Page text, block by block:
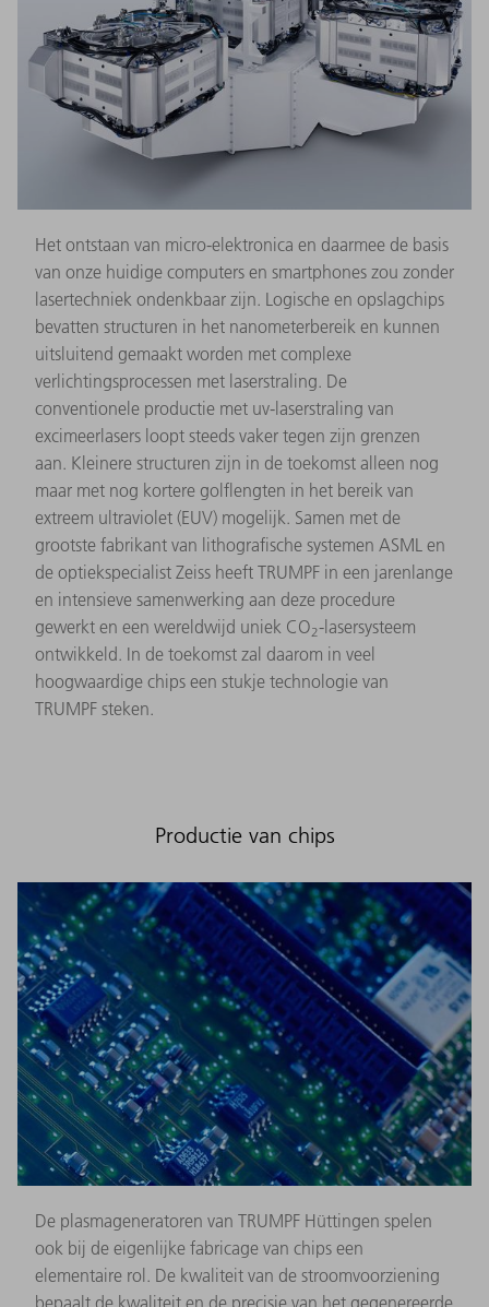
Het ontstaan van micro-elektronica en daarmee de basis
van onze huidige computers en smartphones zou zonder
lasertechniek ondenkbaar zijn. Logische en opslagchips
bevatten structuren in het nanometerbereik en kunnen
uitsluitend gemaakt worden met complexe
verlichtingsprocessen met laserstraling. De
conventionele productie met uv-laserstraling van
excimeerlasers loopt steeds vaker tegen zijn grenzen
aan. Kleinere structuren zijn in de toekomst alleen nog
maar met nog kortere golflengten in het bereik van
extreem ultraviolet (EUV) mogelijk. Samen met de
grootste fabrikant van lithografische systemen ASML en
de optiekspecialist Zeiss heeft TRUMPF in een jarenlange
en intensieve samenwerking aan deze procedure
gewerkt en een wereldwijd uniek CO2-lasersysteem
ontwikkeld. In de toekomst zal daarom in veel
hoogwaardige chips een stukje technologie van
TRUMPF steken.
Productie van chips
De plasmageneratoren van TRUMPF Hüttingen spelen
ook bij de eigenlijke fabricage van chips een
elementaire rol. De kwaliteit van de stroomvoorziening
bepaalt de kwaliteit en de precisie van het gegenereerde